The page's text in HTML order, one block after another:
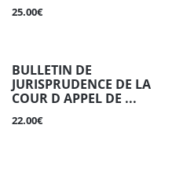
25.00€
BULLETIN DE
JURISPRUDENCE DE LA
COUR D APPEL DE ...
22.00€